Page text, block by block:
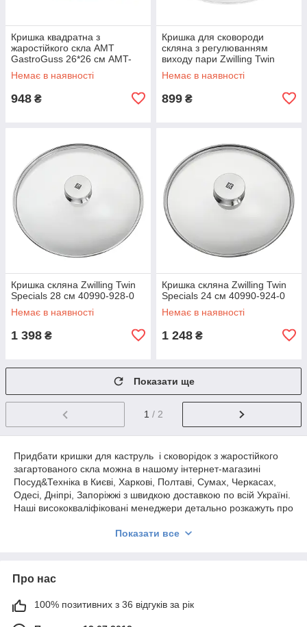
Кришка квадратна з
жаростійкого скла AMT
GastroGuss 26*26 см AMT-
E26
Немає в наявності
948 ₴
Кришка для сковороди
скляна з регулюванням
виходу пари Zwilling Twin
Specials 20 см 40990-820-0
Немає в наявності
899 ₴
Кришка скляна Zwilling Twin
Specials 28 см 40990-928-0
Немає в наявності
1 398 ₴
Кришка скляна Zwilling Twin
Specials 24 см 40990-924-0
Немає в наявності
1 248 ₴
Показати ще
1 / 2
Придбати кришки для каструль і сковорідок з жаростійкого
загартованого скла можна в нашому інтернет-магазині
Посуд&Техніка в Києві, Харкові, Полтаві, Сумах, Черкасах,
Одесі, Дніпрі, Запоріжжі з швидкою доставкою по всій Україні.
Наші висококваліфіковані менеджери детально розкажуть про
допоможуть визначитися з вибором.
Історія виникнення кришки безпосередньо пов'язана з
історією виникнення людства і виникненням побуту.
Очевидно, що перші кришки для кухонного посуду та різних
ємностей стали з'являтися в один і той же час. Вони стали
Показати все
Про нас
100% позитивних з 36 відгуків за рік